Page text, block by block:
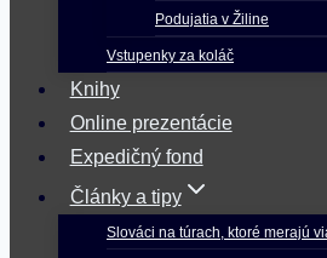
Podujatia v Žiline
Vstupenky za koláč
Knihy
Online prezentácie
Expedičný fond
Články a tipy
Slováci na túrach, ktoré merajú